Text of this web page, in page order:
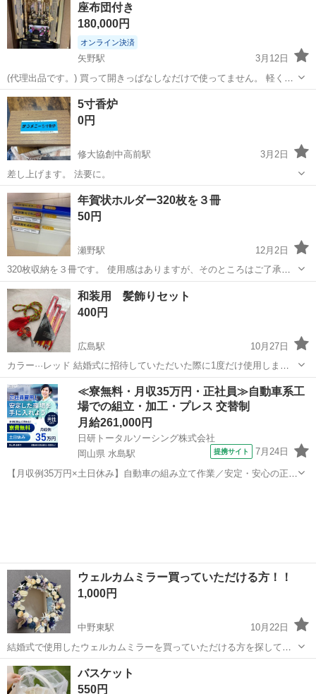
座布団付き
180,000円
オンライン決済
矢野駅
3月12日
(代理出品です。) 買って開きっぱなしなだけで使ってません。 軽く掃
除しています。 あとは写真見て判断お願いします。 サイズ 縦 137cm
広島 安芸郡 矢野駅
5寸香炉
0円
修大協創中高前駅
3月2日
差し上げます。 法要に。
広島 広島市 修大協創中高前駅 冠婚葬祭
年賀状ホルダー320枚を３冊
50円
瀬野駅
12月2日
320枚収納を３冊です。 使用感はありますが、そのところはご了承下
さい。 広島県広島市安芸区在住なので、セブンイレブン上瀬野店で受
渡し希望です。 郵送も可能ですが、郵送料金は購入者負担になります
ので了承願います。
広島 広島市 瀬野駅 冠婚葬祭
和装用 髪飾りセット
400円
広島駅
10月27日
カラー···レッド 結婚式に招待していただいた際に1度だけ使用しまし
た。 ３本組のかんざしは、赤と黒のリバーシブルになっています。
お好みの色でアレンジしてお使い下さい。 よろしくお願い致します。
広島 広島市 広島駅 冠婚葬祭 レッド
≪寮無料・月収35万円・正社員≫自動車系工
場での組立・加工・プレス 交替制
月給261,000円
日研トータルソーシング株式会社
岡山県 水島駅
提携サイト 7月24日
【月収例35万円×土日休み】自動車の組み立て作業／安定・安心の正社
ウェルカムミラー買っていただける方！！
1,000円
中野東駅
10月22日
結婚式で使用したウェルカムミラーを買っていただける方を探してい
ます！ 鏡の中に金色のペンで自分たちの名前を書いていましたが、除
光液で消してあります。また半年前のものなのでお花がいくつか落ち
てきます💦気になる方は貼り合わせて...
広島 広島市 中野東駅
バスケット
550円